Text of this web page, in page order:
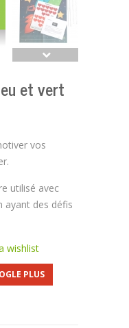
et vert
vos
utilisé avec
ayant des défis
wishlist
PLUS